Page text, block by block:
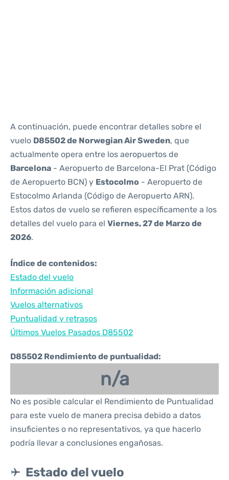
A continuación, puede encontrar detalles sobre el
vuelo D85502 de Norwegian Air Sweden, que
actualmente opera entre los aeropuertos de
Barcelona - Aeropuerto de Barcelona-El Prat (Código
de Aeropuerto BCN) y Estocolmo - Aeropuerto de
Estocolmo Arlanda (Código de Aeropuerto ARN).
Estos datos de vuelo se refieren específicamente a los
detalles del vuelo para el Viernes, 27 de Marzo de
2026.
Índice de contenidos:
Estado del vuelo
Información adicional
Vuelos alternativos
Puntualidad y retrasos
Últimos Vuelos Pasados D85502
D85502 Rendimiento de puntualidad:
n/a
No es posible calcular el Rendimiento de Puntualidad
para este vuelo de manera precisa debido a datos
insuficientes o no representativos, ya que hacerlo
podría llevar a conclusiones engañosas.
Estado del vuelo